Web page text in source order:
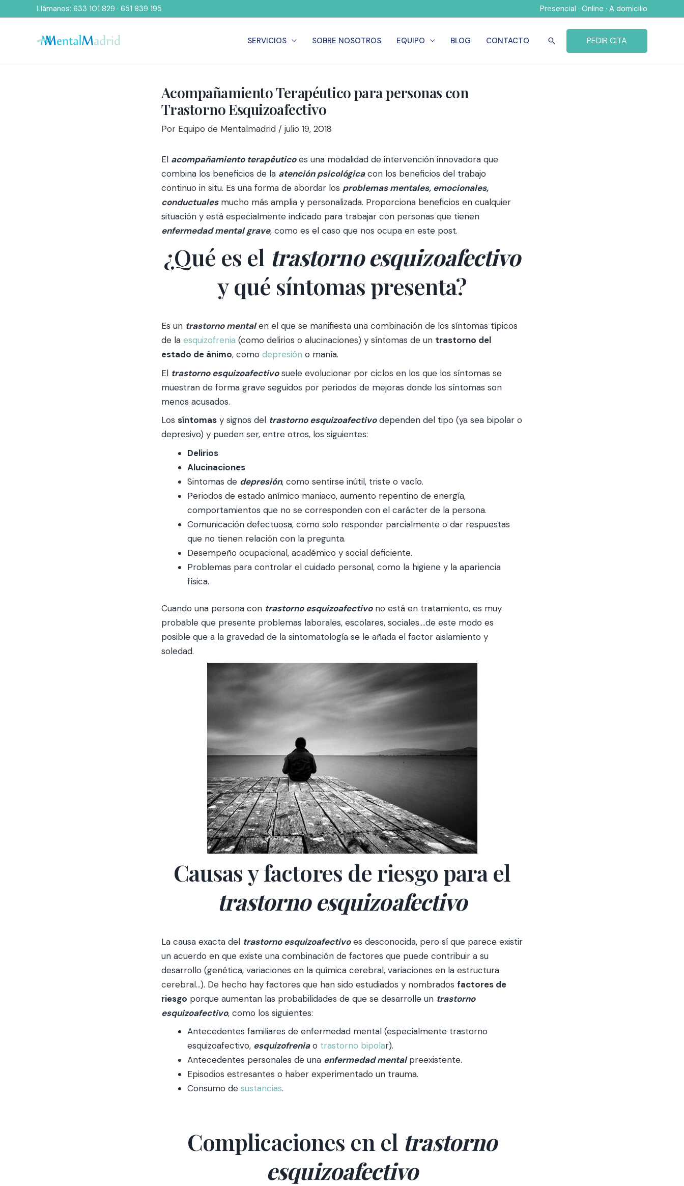
al
Llámanos: 633 101 829 · 651 839 195 Presencial · Online · A domicilio
SERVICIOS SOBRE NOSOTROS EQUIPO BLOG CONTACTO Buscar PEDIR CITA
Acompañamiento Terapéutico para personas con
Trastorno Esquizoafectivo
Por Equipo de Mentalmadrid / julio 19, 2018
El acompañamiento terapéuticoes una modalidad de intervención innovadora que
combina los beneficios de la atención psicológicacon los beneficios del trabajo
continuo in situ. Es una forma de abordar los problemas mentales, emocionales,
conductualesmucho más amplia y personalizada. Proporciona beneficios en cualquier
situación y está especialmente indicado para trabajar con personas que tienen
enfermedad mental grave, como es el caso que nos ocupa en este post.
¿Qué es el trastorno esquizoafectivo
y qué síntomas presenta?
Es un trastorno mentalen el que se manifiesta una combinación de los síntomas típicos
de la esquizofrenia (como delirios o alucinaciones) y síntomas de un trastorno del
estado de ánimo, como depresión o manía.
El trastorno esquizoafectivosuele evolucionar por ciclos en los que los síntomas se
muestran de forma grave seguidos por periodos de mejoras donde los síntomas son
menos acusados.
Los síntomas y signos del trastorno esquizoafectivodependen del tipo (ya sea bipolar o
depresivo) y pueden ser, entre otros, los siguientes:
Delirios
Alucinaciones
Sintomas de depresión, como sentirse inútil, triste o vacío.
Periodos de estado anímico maniaco, aumento repentino de energía,
comportamientos que no se corresponden con el carácter de la persona.
Comunicación defectuosa, como solo responder parcialmente o dar respuestas
que no tienen relación con la pregunta.
Desempeño ocupacional, académico y social deficiente.
Problemas para controlar el cuidado personal, como la higiene y la apariencia
física.
Cuando una persona con trastorno esquizoafectivono está en tratamiento, es muy
probable que presente problemas laborales, escolares, sociales….de este modo es
posible que a la gravedad de la sintomatología se le añada el factor aislamiento y
soledad.
Causas y factores de riesgo para el
trastorno esquizoafectivo
La causa exacta del trastorno esquizoafectivoes desconocida, pero sí que parece existir
un acuerdo en que existe una combinación de factores que puede contribuir a su
desarrollo (genética, variaciones en la química cerebral, variaciones en la estructura
cerebral…). De hecho hay factores que han sido estudiados y nombrados factores de
riesgo porque aumentan las probabilidades de que se desarrolle un trastorno
esquizoafectivo, como los siguientes:
Antecedentes familiares de enfermedad mental (especialmente trastorno
esquizoafectivo, esquizofreniao trastorno bipolar).
Antecedentes personales de una enfermedad mentalpreexistente.
Episodios estresantes o haber experimentado un trauma.
Consumo de sustancias.
Complicaciones en el trastorno
esquizoafectivo